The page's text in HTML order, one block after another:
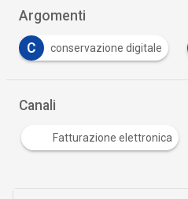
Argomenti
C conservazione digitale
Canali
Fatturazione elettronica